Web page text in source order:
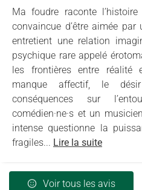
Ma foudre raconte
convaincue d’être aimée
entretient une relation
psychique rare appelé
les frontières entre
manque affectif, le
conséquences sur
comédien·ne·s et un
intense questionne la
fragiles... Lire la suite
Voir tous les avis